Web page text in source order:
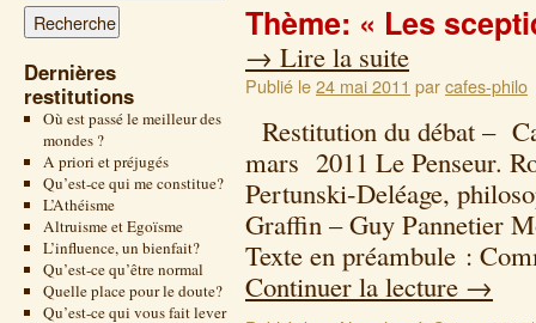
Dernières
restitutions
Où est passé le meilleur des
mondes ?
A priori et préjugés
Qu’est-ce qui me constitue?
L’Athéisme
Altruisme et Egoïsme
L’influence, un bienfait?
Qu’est-ce qu’être normal
Quelle place pour le doute?
Qu’est-ce qui vous fait lever
Thème: « Les
→ Lire la suite
Publié le24 mai 2011 parcafes-philo
Restitution du débat –
mars 2011 Le Penseur.
Pertunski-Deléage,
Graffin – Guy Pannetier
Texte en préambule :
Continuer la lecture →